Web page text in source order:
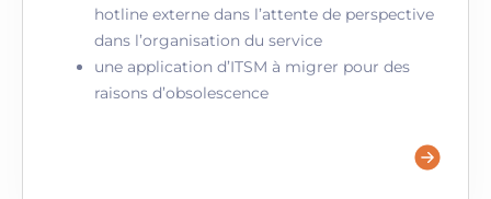
hotline externe dans l’attente de perspective
dans l’organisation du service
une application d’ITSM à migrer pour des
raisons d’obsolescence